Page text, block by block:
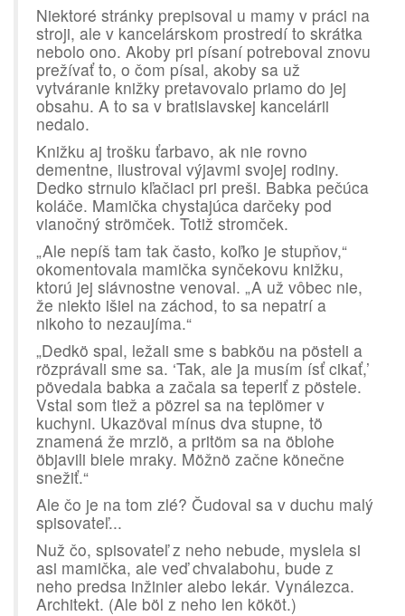
Niektoré stránky prepisoval u mamy v práci na
stroji, ale v kancelárskom prostredí to skrátka
nebolo ono. Akoby pri písaní potreboval znovu
prežívať to, o čom písal, akoby sa už
vytváranie knižky pretavovalo priamo do jej
obsahu. A to sa v bratislavskej kancelárii
nedalo.
Knižku aj trošku ťarbavo, ak nie rovno
dementne, ilustroval výjavmi svojej rodiny.
Dedko strnulo kľačiaci pri preši. Babka pečúca
koláče. Mamička chystajúca darčeky pod
vianočný strömček. Totiž stromček.
„Ale nepíš tam tak často, koľko je stupňov,“
okomentovala mamička synčekovu knižku,
ktorú jej slávnostne venoval. „A už vôbec nie,
že niekto išiel na záchod, to sa nepatrí a
nikoho to nezaujíma.“
„Dedkö spal, ležali sme s babköu na pösteli a
rözprávali sme sa. ‘Tak, ale ja musím ísť cikať,’
pövedala babka a začala sa teperiť z pöstele.
Vstal som tiež a pözrel sa na teplömer v
kuchyni. Ukazöval mínus dva stupne, tö
znamená že mrzlö, a pritöm sa na öblohe
öbjavili biele mraky. Möžnö začne könečne
snežiť.“
Ale čo je na tom zlé? Čudoval sa v duchu malý
spisovateľ...
Nuž čo, spisovateľ z neho nebude, myslela si
asi mamička, ale veď chvalabohu, bude z
neho predsa inžinier alebo lekár. Vynálezca.
Architekt. (Ale böl z neho len kököt.)